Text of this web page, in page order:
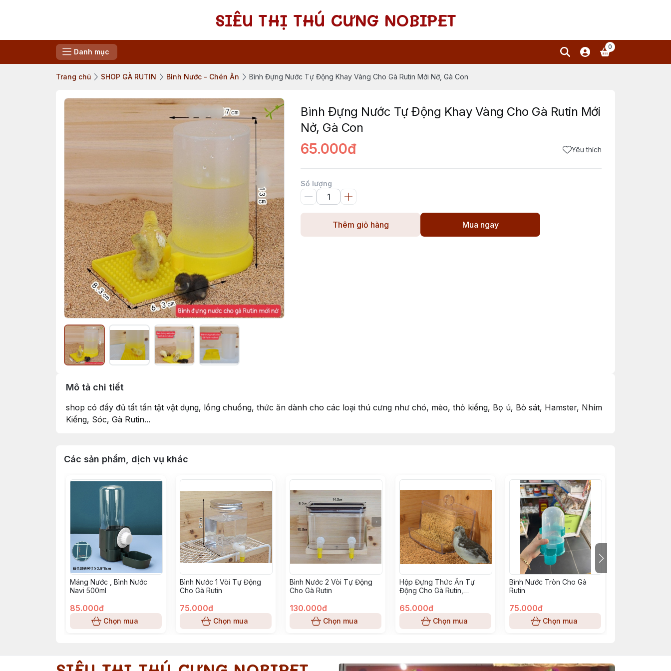
SIÊU THỊ THÚ CƯNG NOBIPET
Danh mục
0
Trang chủ SHOP GÀ RUTIN Bình Nước - Chén Ăn Bình Đựng Nước Tự Động Khay Vàng Cho Gà Rutin Mới Nở, Gà Con
Bình Đựng Nước Tự Động Khay Vàng Cho Gà Rutin Mới
Nở, Gà Con
65.000đ Yêu thích
Số lượng
Thêm giỏ hàng Mua ngay
Mô tả chi tiết
shop có đầy đủ tất tần tật vật dụng, lồng chuồng, thức ăn dành cho các loại thú cưng như chó, mèo, thỏ kiểng, Bọ ú, Bò sát, Hamster, Nhím
Kiểng, Sóc, Gà Rutin...
Các sản phẩm, dịch vụ khác
Máng Nước , Bình Nước
Navi 500ml
85.000đ
Chọn mua
Bình Nước 1 Vòi Tự Động
Cho Gà Rutin
75.000đ
Chọn mua
Bình Nước 2 Vòi Tự Động
Cho Gà Rutin
130.000đ
Chọn mua
Hộp Đựng Thức Ăn Tự
Động Cho Gà Rutin,
65.000đ
Chọn mua
Bình Nước Tròn Cho Gà
Rutin
75.000đ
Chọn mua